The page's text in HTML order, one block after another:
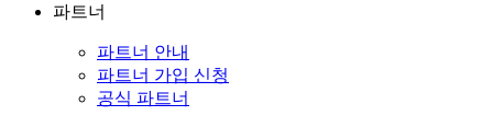
파트너
파트너 안내
파트너 가입 신청
공식 파트너